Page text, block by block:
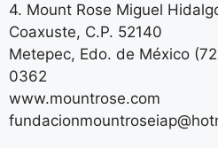
4. Mount Rose Miguel
Coaxuste, C.P. 52140
Metepec, Edo. de México
0362
www.mountrose.com